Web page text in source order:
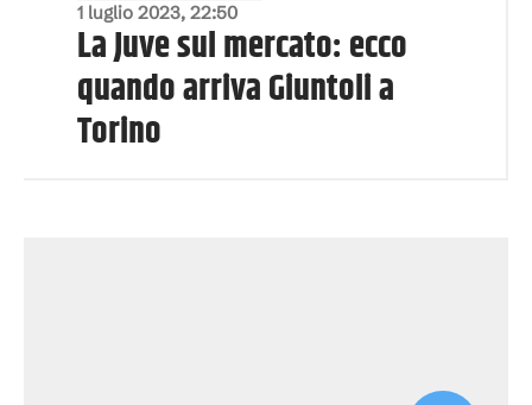
1 luglio 2023, 22:50
La Juve sul mercato: ecco
quando arriva Giuntoli a
Torino